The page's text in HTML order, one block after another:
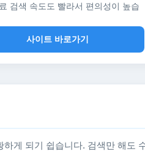
검색 속도도 빨라서 편의성이 높습
사이트 바로가기
게 되기 쉽습니다. 검색만 해도